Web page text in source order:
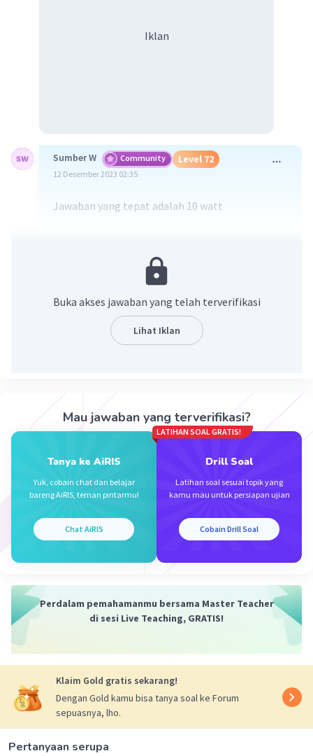
Iklan
Sumber W Community Level 72
12 Desember 2023 02:35
Jawaban yang tepat adalah 10 watt
Kevin L Gold Level 87
Pertanyaan ini berkaitan dengan konsep fisika,
khususnya tentang daya listrik. Daya listrik dapat
dihitung dengan rumus P = V x I, dimana V adalah
Penjelasan:
1. Dalam soal ini, kita diberikan nilai V = 5V dan I = 2A yang
2. Kita dapat menggantikan nilai-nilai ini ke dalam rumus
untuk mendapatkan daya listrik.
3. P = V x I = 5V x 2A = 10 watt.
charger HP tersebut adalah 10 watt. Semoga penjelasan
ini membantu kamu 🙂
Buka akses jawaban yang telah terverifikasi
Lihat Iklan
Mau jawaban yang terverifikasi?
Tanya ke AiRIS
Yuk, cobain chat dan belajar
bareng AiRIS, teman pintarmu!
Chat AiRIS
LATIHAN SOAL GRATIS!
Drill Soal
Latihan soal sesuai topik yang
kamu mau untuk persiapan ujian
Cobain Drill Soal
Perdalam pemahamanmu bersama Master Teacher
di sesi Live Teaching, GRATIS!
Klaim Gold gratis sekarang!
Dengan Gold kamu bisa tanya soal ke Forum
sepuasnya, lho.
Pertanyaan serupa